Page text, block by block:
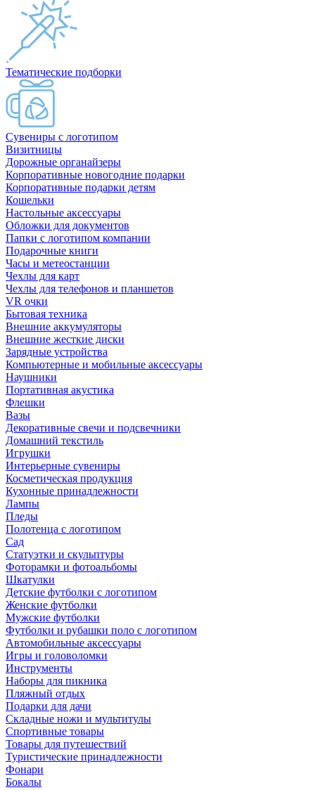
Тематические подборки
Сувениры с логотипом
Визитницы
Дорожные органайзеры
Корпоративные новогодние подарки
Корпоративные подарки детям
Кошельки
Настольные аксессуары
Обложки для документов
Папки с логотипом компании
Подарочные книги
Часы и метеостанции
Чехлы для карт
Чехлы для телефонов и планшетов
VR очки
Бытовая техника
Внешние аккумуляторы
Внешние жесткие диски
Зарядные устройства
Компьютерные и мобильные аксессуары
Наушники
Портативная акустика
Флешки
Вазы
Декоративные свечи и подсвечники
Домашний текстиль
Игрушки
Интерьерные сувениры
Косметическая продукция
Кухонные принадлежности
Лампы
Пледы
Полотенца с логотипом
Сад
Статуэтки и скульптуры
Фоторамки и фотоальбомы
Шкатулки
Детские футболки с логотипом
Женские футболки
Мужские футболки
Футболки и рубашки поло с логотипом
Автомобильные аксессуары
Игры и головоломки
Инструменты
Наборы для пикника
Пляжный отдых
Подарки для дачи
Складные ножи и мультитулы
Спортивные товары
Товары для путешествий
Туристические принадлежности
Фонари
Бокалы